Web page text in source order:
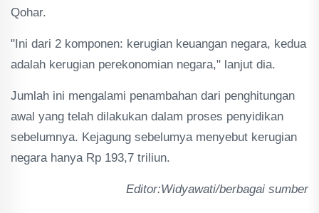
Qohar.
"Ini dari 2 komponen: kerugian keuangan negara, kedua
adalah kerugian perekonomian negara," lanjut dia.
Jumlah ini mengalami penambahan dari penghitungan
awal yang telah dilakukan dalam proses penyidikan
sebelumnya. Kejagung sebelumya menyebut kerugian
negara hanya Rp 193,7 triliun.
Editor:Widyawati/berbagai sumber